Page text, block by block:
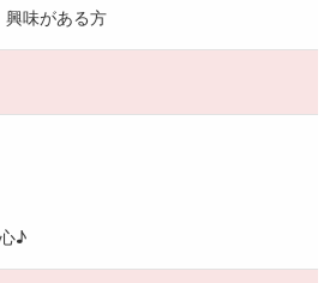
味がある方
♪